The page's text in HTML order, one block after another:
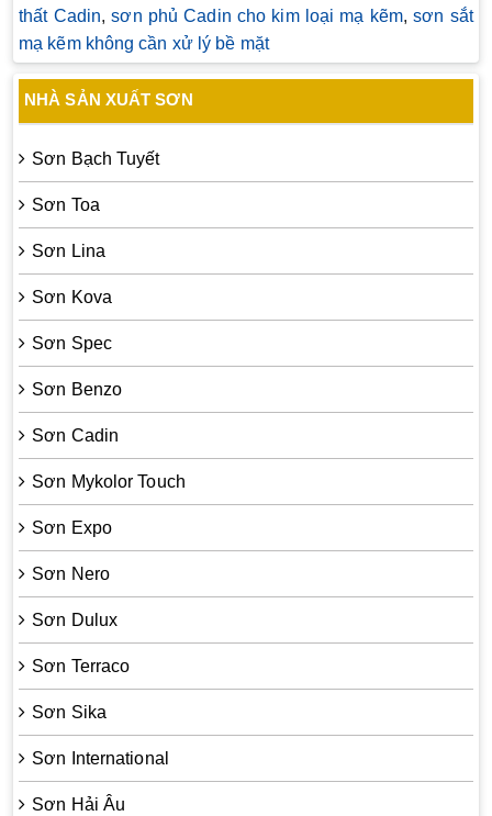
thất Cadin,sơn phủ Cadin cho kim loại mạ kẽm,sơn sắt
mạ kẽm không cần xử lý bề mặt
NHÀ SẢN XUẤT SƠN
Sơn Bạch Tuyết
Sơn Toa
Sơn Lina
Sơn Kova
Sơn Spec
Sơn Benzo
Sơn Cadin
Sơn Mykolor Touch
Sơn Expo
Sơn Nero
Sơn Dulux
Sơn Terraco
Sơn Sika
Sơn International
Sơn Hải Âu